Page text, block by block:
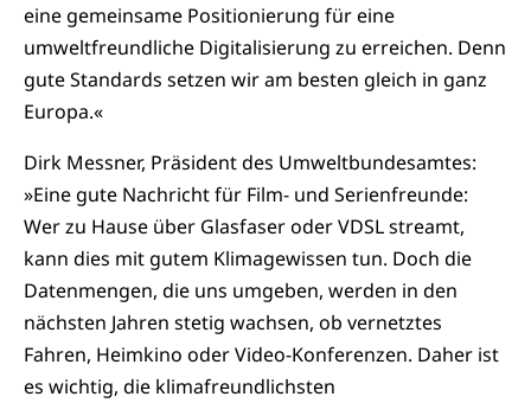
eine gemeinsame Positionierung für eine
umweltfreundliche Digitalisierung zu erreichen. Denn
gute Standards setzen wir am besten gleich in ganz
Europa.«
Dirk Messner, Präsident des Umweltbundesamtes:
»Eine gute Nachricht für Film- und Serienfreunde:
Wer zu Hause über Glasfaser oder VDSL streamt,
kann dies mit gutem Klimagewissen tun. Doch die
Datenmengen, die uns umgeben, werden in den
nächsten Jahren stetig wachsen, ob vernetztes
Fahren, Heimkino oder Video-Konferenzen. Daher ist
es wichtig, die klimafreundlichsten